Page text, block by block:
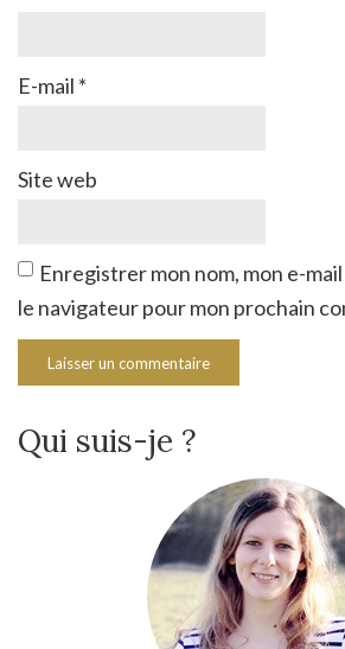
E-mail *
Site web
Enregistrer mon nom, mon e-
le navigateur pour mon prochain
Qui suis-je ?